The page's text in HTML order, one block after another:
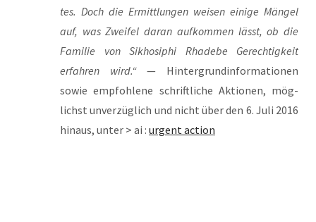
tes. Doch die Ermitt­lun­gen wei­sen eini­ge Män­gel
auf, was Zwei­fel dar­an auf­kom­men lässt, ob die
Fami­lie von Sik­ho­si­phi Rha­de­be Gerech­tig­keit
erfah­ren wird.“— Hin­ter­grund­in­for­ma­tio­nen
sowie emp­foh­le­ne schrift­li­che Aktio­nen, mög­
lichst unver­züg­lich und nicht über den 6. Juli 2016
hin­aus, unter > ai : urgent action